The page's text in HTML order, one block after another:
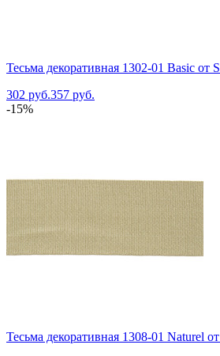
Тесьма декоративная 1302-01 Basic от
302 руб.357 руб.
-15%
Тесьма декоративная 1308-01 Naturel